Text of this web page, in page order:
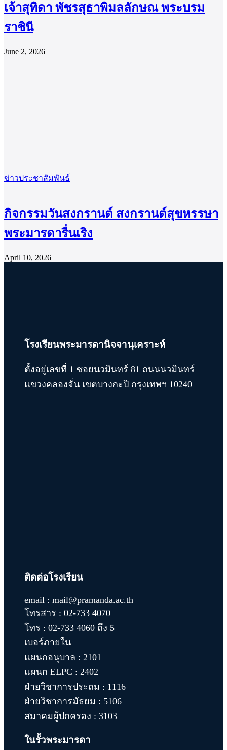
เจ้าสุทิดา พัชรสุธาพิมลลักษณ พระบรม
ราชินี
June 2, 2026
ข่าวประชาสัมพันธ์
กิจกรรมวันสงกรานต์ สงกรานต์สุขหรรษา
พระมารดารื่นเริง
April 10, 2026
โรงเรียนพระมารดานิจจานุเคราะห์
ตั้งอยู่เลขที่ 1 ซอยนวมินทร์ 81 ถนนนวมินทร์
แขวงคลองจั่น เขตบางกะปิ กรุงเทพฯ 10240
ติดต่อโรงเรียน
email : mail@pramanda.ac.th
โทรสาร : 02-733 4070
โทร : 02-733 4060 ถึง 5
เบอร์ภายใน
แผนกอนุบาล : 2101
แผนก ELPC : 2402
ฝ่ายวิชาการประถม : 1116
ฝ่ายวิชาการมัธยม : 5106
สมาคมผู้ปกครอง : 3103
ในรั้วพระมารดา